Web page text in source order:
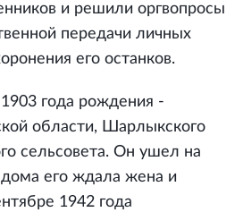
и решили оргвопросы
передачи личных
его останков.
1903 года рождения -
области, Шарлыкского
сельсовета. Он ушел на
дома его ждала жена и
1942 года